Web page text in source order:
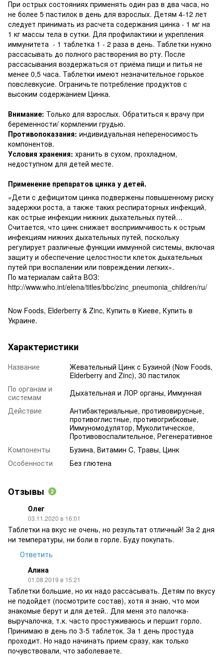
При острых состояниях применять один раз в два часа, но
не более 5 пастилок в день для взрослых. Детям 4-12 лет
следует принимать из расчета содержания цинка - 1 мг на
1 кг массы тела в сутки. Для профилактики и укрепления
иммунитета - 1 таблетка 1 - 2 раза в день. Таблетки нужно
рассасывать до полного растворения во рту. После
рассасывания воздержаться от приёма пищи и питья не
менее 0,5 часа. Таблетки имеют незначительное горькое
повслевкусие. Ограничьте потребление продуктов с
высоким содержанием Цинка.
Внимание: Только для взрослых. Обратиться к врачу при
беременности/ кормлении грудью.
Противопоказания: индивидуальная непереносимость
компонентов.
Условия хранения: хранить в сухом, прохладном,
недоступном для детей месте.
Применение препаратов цинка у детей.
«Дети с дефицитом цинка подвержены повышенному риску
задержки роста, а также таких респираторных инфекций,
как острые инфекции нижних дыхательных путей…
Считается, что цинк снижает восприимчивость к острым
инфекциям нижних дыхательных путей, поскольку
регулирует различные функции иммунной системы, включая
защиту и обеспечение целостности клеток дыхательных
путей при воспалении или повреждении легких».
По материалам сайта ВОЗ:
http://www.who.int/elena/titles/bbc/zinc_pneumonia_children/ru/
Now Foods, Elderberry & Zinc, Купить в Киеве, Купить в
Украине.
Характеристики
Название
Жевательный Цинк с Бузиной (Now Foods,
Elderberry and Zinc), 30 пастилок
По органам и
системам
Дыхательная и ЛОР органы, Иммунная
Действие
Антибактериальные, противовирусные,
противоглистные, противогрибковые,
Иммуномодулятор, Муколитическое,
Противовоспалительное, Регенеративное
Компоненты
Бузина, Витамин C, Травы, Цинк
Особенности
Без глютена
Отзывы 2
Олег
03.11.2020 в 16:01
Таблетки на вкус не очень, но результат отличный! За 2 дня
ни температуры, ни боли в горле. Буду покупать.
Ответить
Алина
01.08.2019 в 15:21
Таблетки большие, но их надо рассасывать. Детям по вкусу
не подойдет (посмотрите состав), хотя я знаю, что мои
знакомые берут и для детей.. Для меня это палочка-
выручалочка, т.к. часто простуживаюсь и першит горло.
Принимаю в день по 3-5 таблеток. За 1 день простуда
проходит. Но надо начинать прием сразу, как только
почувствовали, что заболеваете.